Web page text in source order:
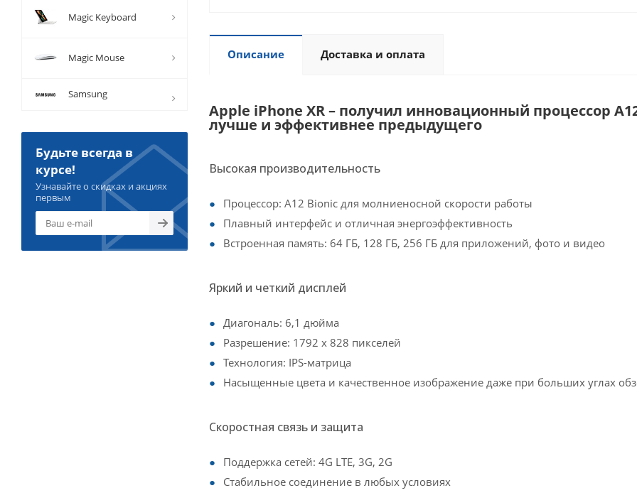
Описание Доставка и оплата
Apple iPhone XR – получил инновационный процессор
лучше и эффективнее предыдущего
Высокая производительность
Процессор: A12 Bionic для молниеносной скорости работы
Плавный интерфейс и отличная энергоэффективность
Встроенная память: 64 ГБ, 128 ГБ, 256 ГБ для приложений, фото и видео
Яркий и четкий дисплей
Диагональ: 6,1 дюйма
Разрешение: 1792 x 828 пикселей
Технология: IPS-матрица
Насыщенные цвета и качественное изображение даже при больших углах
Скоростная связь и защита
Поддержка сетей: 4G LTE, 3G, 2G
Стабильное соединение в любых условиях
Magic Keyboard
Magic Mouse
Samsung
Будьте всегда в
курсе!
Узнавайте о скидках и акциях
первым